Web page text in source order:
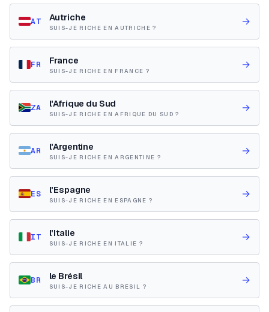
AT Autriche
SUIS-JE RICHE EN AUTRICHE ? →
FR France
SUIS-JE RICHE EN FRANCE ? →
ZA l'Afrique du Sud
SUIS-JE RICHE EN AFRIQUE DU SUD ? →
AR l'Argentine
SUIS-JE RICHE EN ARGENTINE ? →
ES l'Espagne
SUIS-JE RICHE EN ESPAGNE ? →
IT l'Italie
SUIS-JE RICHE EN ITALIE ? →
BR le Brésil
SUIS-JE RICHE AU BRÉSIL ? →